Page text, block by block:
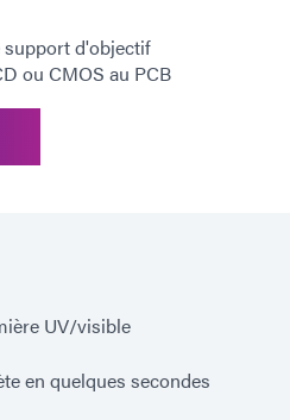
support d'objectif
ou CMOS au PCB
UV/visible
en quelques secondes